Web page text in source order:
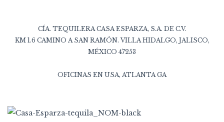
CÍA. TEQUILERA CASA ESPARZA, S.A. DE C.V.
KM 1.6 CAMINO A SAN RAMÓN. VILLA HIDALGO, JALISCO,
MÉXICO 47253
OFICINAS EN USA, ATLANTA GA